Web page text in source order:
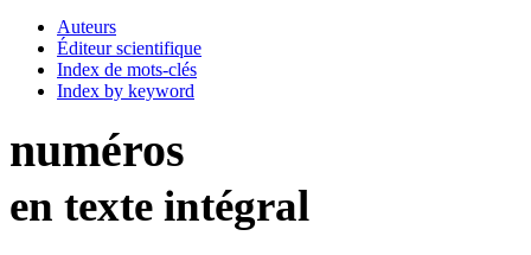
Auteurs
Éditeur scientifique
Index de mots-clés
Index by keyword
numéros
en texte intégral